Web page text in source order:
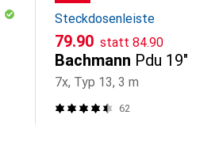
Steckdosenleiste
CHF
79.90 stattCHF
84.90
Bachmann Pdu 19"
7x, Typ 13, 3 m
62